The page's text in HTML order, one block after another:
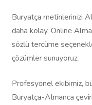
Buryatça metinlerinizi
daha kolay. Online
sözlü tercüme
çözümler sunuyoruz.
Profesyonel ekibimiz,
Buryatça-Almanca